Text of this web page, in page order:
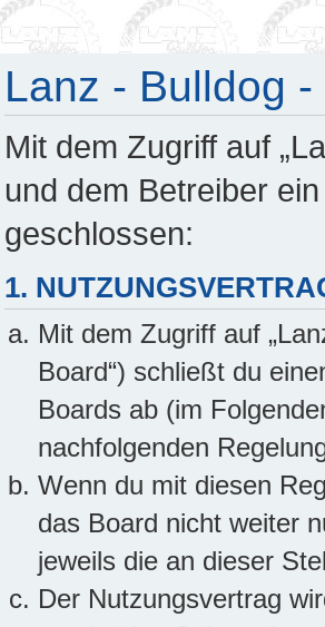
Lanz - Bulldog
Mit dem Zugriff auf
und dem Betreiber
geschlossen:
1.
Mit dem Zugriff auf
Board“) schließt du
Boards ab (im
nachfolgenden
Wenn du mit diesen
das Board nicht weiter
jeweils die an dieser
Der Nutzungsvertrag